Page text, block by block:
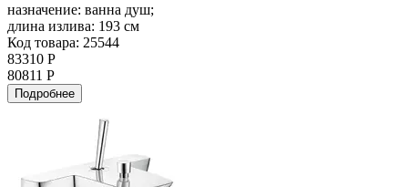
назначение: ванна душ;
длина излива: 193 см
Код товара: 25544
83310 Р
80811 Р
Подробнее